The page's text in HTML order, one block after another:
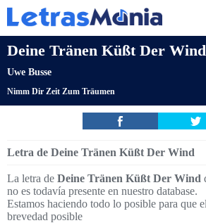
Deine Tränen Küßt Der
Uwe Busse
Nimm Dir Zeit Zum Träumen
Letra de Deine Tränen Küßt Der Wind
La letra de Deine Tränen Küßt Der Wind
no es todavía presente en nuestro database.
Estamos haciendo todo lo posible para que
brevedad posible